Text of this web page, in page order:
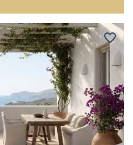
favorite_border